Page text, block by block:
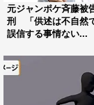
元ジャンポケ斉藤被
刑 「供述は不自然
誤信する事情ない...